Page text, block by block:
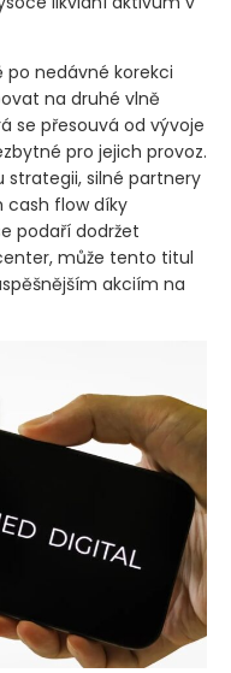
po nedávné korekci
na druhé vlně
se přesouvá od vývoje
pro jejich provoz.
strategii, silné partnery
flow díky
podaří dodržet
může tento titul
akciím na